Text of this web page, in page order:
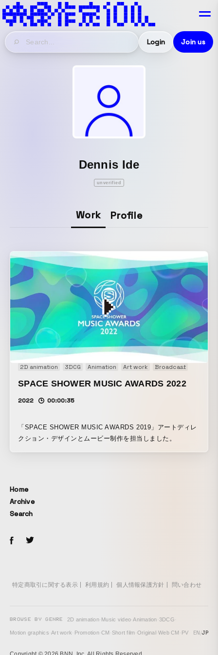
Login Join us
Dennis Ide
unverified
Work Profile
2D animation 3DCG Animation Art work Broadcast
SPACE SHOWER MUSIC AWARDS 2022
2022 00:00:35
「SPACE SHOWER MUSIC AWARDS 2019」アートディレ
クション・デザインとムービー制作を担当しました。
Home
Archive
Search
特定商取引に関する表示 利用規約 個人情報保護方針 問い合わせ
BROWSE BY GENRE 2D animation· Music video·Animation·3DCG·
Motion graphics·Art work· Promotion·CM · Short film·Original ·Web CM · PV EN/JP